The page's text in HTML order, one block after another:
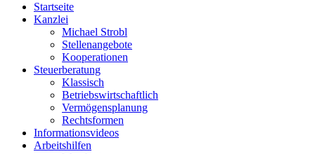
Startseite
Kanzlei
Michael Strobl
Stellenangebote
Kooperationen
Steuerberatung
Klassisch
Betriebswirtschaftlich
Vermögensplanung
Rechtsformen
Informationsvideos
Arbeitshilfen